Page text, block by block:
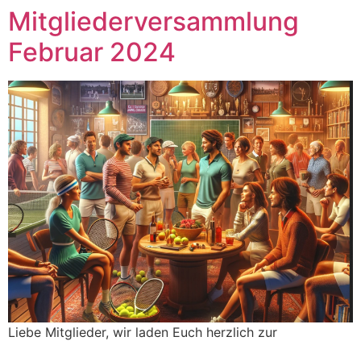
Zum
Inhalt
springen
Mitgliederversammlung
Februar 2024
Liebe Mitglieder, wir laden Euch herzlich zur